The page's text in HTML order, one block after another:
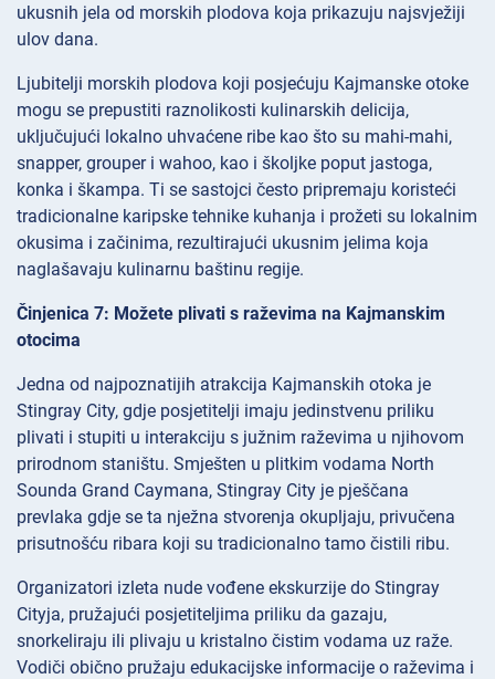
ukusnih jela od morskih plodova koja prikazuju najsvježiji
ulov dana.
Ljubitelji morskih plodova koji posjećuju Kajmanske otoke
mogu se prepustiti raznolikosti kulinarskih delicija,
uključujući lokalno uhvaćene ribe kao što su mahi-mahi,
snapper, grouper i wahoo, kao i školjke poput jastoga,
konka i škampa. Ti se sastojci često pripremaju koristeći
tradicionalne karipske tehnike kuhanja i prožeti su lokalnim
okusima i začinima, rezultirajući ukusnim jelima koja
naglašavaju kulinarnu baštinu regije.
Činjenica 7: Možete plivati s raževima na Kajmanskim
otocima
Jedna od najpoznatijih atrakcija Kajmanskih otoka je
Stingray City, gdje posjetitelji imaju jedinstvenu priliku
plivati i stupiti u interakciju s južnim raževima u njihovom
prirodnom staništu. Smješten u plitkim vodama North
Sounda Grand Caymana, Stingray City je pješčana
prevlaka gdje se ta nježna stvorenja okupljaju, privučena
prisutnošću ribara koji su tradicionalno tamo čistili ribu.
Organizatori izleta nude vođene ekskurzije do Stingray
Cityja, pružajući posjetiteljima priliku da gazaju,
snorkeliraju ili plivaju u kristalno čistim vodama uz raže.
Vodiči obično pružaju edukacijske informacije o raževima i